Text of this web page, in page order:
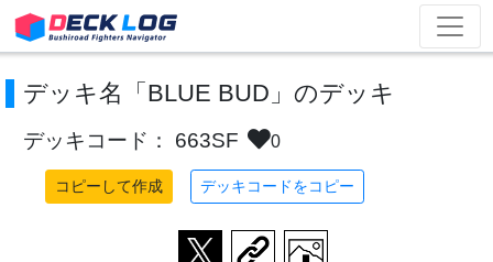
デッキ名「BLUE BUD」のデッキ
デッキコード： 663SF 0
コピーして作成 デッキコードをコピー